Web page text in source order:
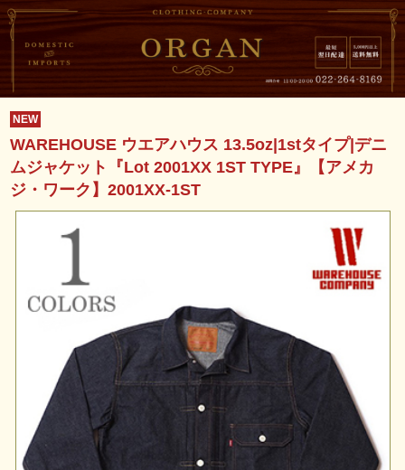
NEW
WAREHOUSE ウエアハウス 13.5oz|1stタイプ|デニ
ムジャケット『Lot 2001XX 1ST TYPE』【アメカ
ジ・ワーク】2001XX-1ST